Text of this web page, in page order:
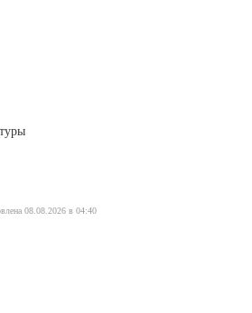
08.08.2026 в 04:40